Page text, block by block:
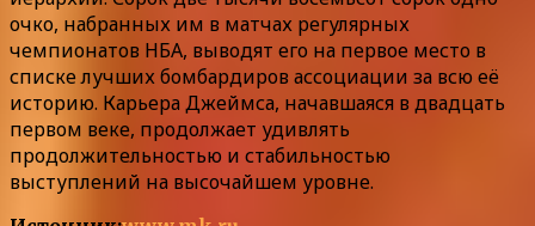
очко, набранных им в матчах регулярных
чемпионатов НБА, выводят его на первое место в
списке лучших бомбардиров ассоциации за всю её
историю. Карьера Джеймса, начавшаяся в двадцать
первом веке, продолжает удивлять
продолжительностью и стабильностью
выступлений на высочайшем уровне.